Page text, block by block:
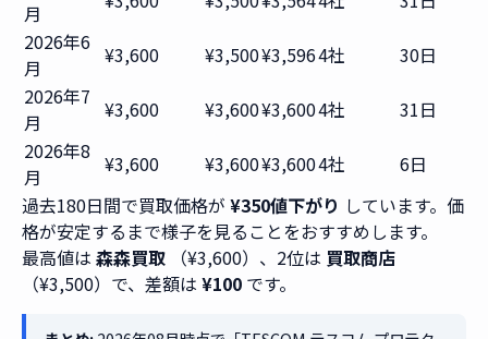
月
2026年6
月
¥3,600 ¥3,500¥3,5964社
30日
2026年7
月
¥3,600 ¥3,600¥3,6004社
31日
2026年8
月
¥3,600 ¥3,600¥3,6004社
6日
過去180日間で買取価格が ¥350値下がり しています。価
格が安定するまで様子を見ることをおすすめします。
最高値は 森森買取 （¥3,600）、2位は 買取商店
（¥3,500）で、差額は ¥100 です。